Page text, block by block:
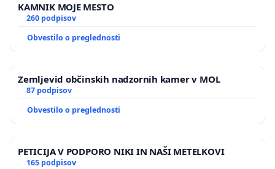
KAMNIK MOJE MESTO
260 podpisov
Obvestilo o preglednosti
Zemljevid občinskih nadzornih kamer v MOL
87 podpisov
Obvestilo o preglednosti
PETICIJA V PODPORO NIKI IN NAŠI METELKOVI
165 podpisov